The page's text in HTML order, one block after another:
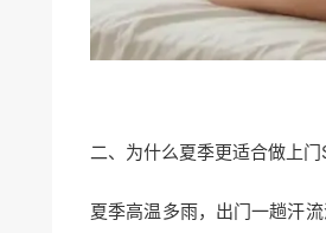
二、为什么夏季更适合做上
夏季高温多雨，出门一趟汗